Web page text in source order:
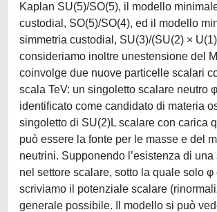
Kaplan SU(5)/SO(5), il modello
custodial, SO(5)/SO(4), ed il modello
simmetria custodial, SU(3)/(SU(2) ×
consideriamo inoltre unestensione del
coinvolge due nuove particelle scalari
scala TeV: un singoletto scalare neutro
identificato come candidato di materia
singoletto di SU(2)L scalare con carica
può essere la fonte per le masse e del
neutrini. Supponendo l’esistenza di una
nel settore scalare, sotto la quale solo φ
scriviamo il potenziale scalare
generale possibile. Il modello si può